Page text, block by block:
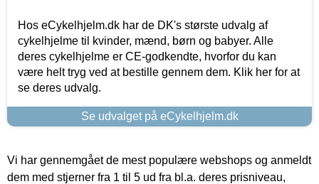
Hos eCykelhjelm.dk har de DK's største udvalg af
cykelhjelme til kvinder, mænd, børn og babyer. Alle
deres cykelhjelme er CE-godkendte, hvorfor du kan
være helt tryg ved at bestille gennem dem. Klik her for at
se deres udvalg.
Se udvalget på eCykelhjelm.dk
Vi har gennemgået de mest populære webshops og anmeldt
dem med stjerner fra 1 til 5 ud fra bl.a. deres prisniveau,